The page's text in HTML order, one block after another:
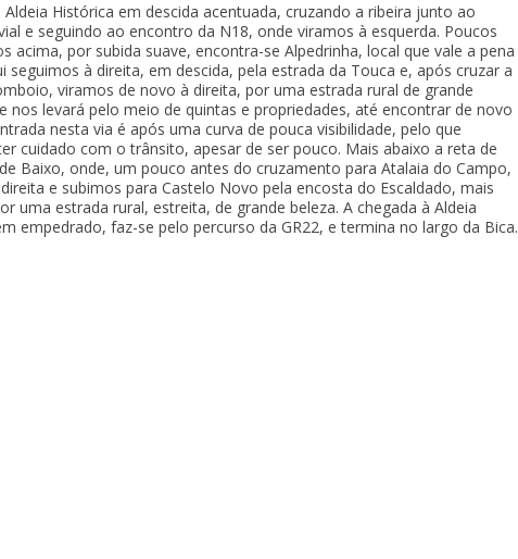
Aldeia Histórica em descida acentuada, cruzando a ribeira junto ao
e seguindo ao encontro da N18, onde viramos à esquerda. Poucos
acima, por subida suave, encontra-se Alpedrinha, local que vale a pena
seguimos à direita, em descida, pela estrada da Touca e, após cruzar a
viramos de novo à direita, por uma estrada rural de grande
nos levará pelo meio de quintas e propriedades, até encontrar de novo
nesta via é após uma curva de pouca visibilidade, pelo que
cuidado com o trânsito, apesar de ser pouco. Mais abaixo a reta de
Baixo, onde, um pouco antes do cruzamento para Atalaia do Campo,
e subimos para Castelo Novo pela encosta do Escaldado, mais
uma estrada rural, estreita, de grande beleza. A chegada à Aldeia
empedrado, faz-se pelo percurso da GR22, e termina no largo da Bica.